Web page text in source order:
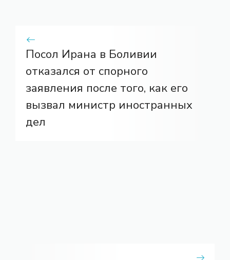
Посол Ирана в Боливии
отказался от спорного
заявления после того, как его
вызвал министр иностранных
дел